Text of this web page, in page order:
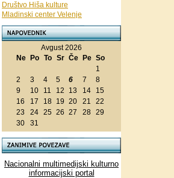
Društvo Hiša kulture
Mladinski center Velenje
Avgust 2026
Ne
Po To Sr Če Pe So
1
2
3 4 5 6 7
8
9
10 11 12 13 14
15
16
17 18 19 20 21
22
23
24 25 26 27 28 29
30
31
Nacionalni multimedijski kulturno
informacijski portal